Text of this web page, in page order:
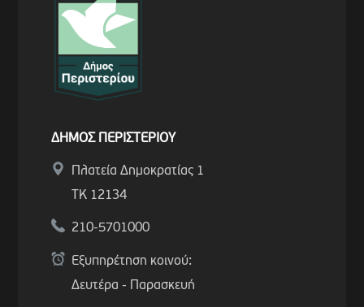
ΔΗΜΟΣ ΠΕΡΙΣΤΕΡΙΟΥ
Πλατεία Δημοκρατίας 1
ΤΚ 12134
210-5701000
Εξυπηρέτηση κοινού:
Δευτέρα - Παρασκευή